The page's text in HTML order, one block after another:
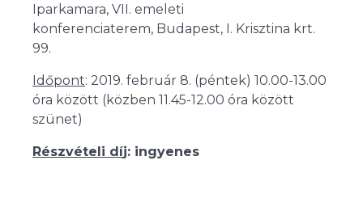
Iparkamara, VII. emeleti
konferenciaterem, Budapest, I. Krisztina krt.
99.
Időpont: 2019. február 8. (péntek) 10.00-13.00
óra között (közben 11.45-12.00 óra között
szünet)
Részvételi díj: ingyenes